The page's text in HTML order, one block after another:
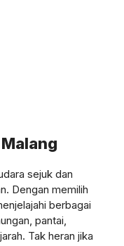
sejuk dan
Dengan memilih
berbagai
pantai,
Tak heran jika